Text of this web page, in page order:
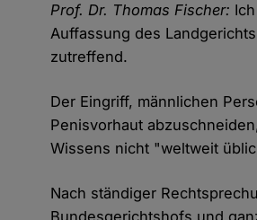
Prof. Dr. Thomas Fischer:
Auffassung des
zutreffend.
Der Eingriff, männlichen
Penisvorhaut
Wissens nicht "weltweit
Nach ständiger